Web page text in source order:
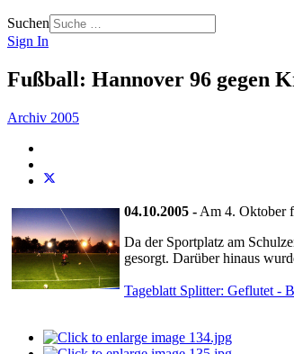
Suchen
Sign In
Fußball: Hannover 96 gegen
Archiv 2005
04.10.2005 - Am 4. Oktober
Da der Sportplatz am
gesorgt. Darüber hinaus
Tageblatt Splitter: Geflutet -